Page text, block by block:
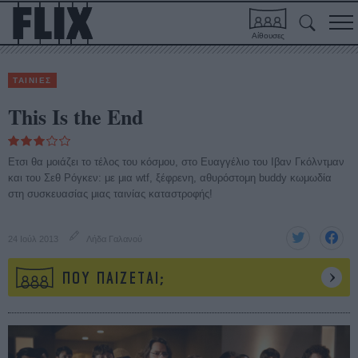
Αίθουσες
ΤΑΙΝΙΕΣ
This Is the End
Ετσι θα μοιάζει το τέλος του κόσμου, στο Ευαγγέλιο του Ιβαν Γκόλντμαν
και του Σεθ Ρόγκεν: με μια wtf, ξέφρενη, αθυρόστομη buddy κωμωδία
στη συσκευασίας μιας ταινίας καταστροφής!
24 Ιούλ 2013 Λήδα Γαλανού
ΠΟΥ ΠΑΙΖΕΤΑΙ;